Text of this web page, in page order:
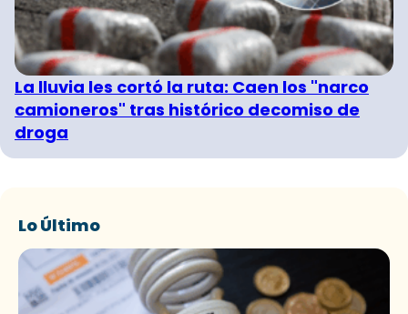
La lluvia les cortó la ruta: Caen los "narco
camioneros" tras histórico decomiso de
droga
Lo Último